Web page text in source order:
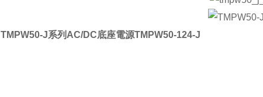
TMPW50-J系列AC/DC底座電源TMPW50-124-J